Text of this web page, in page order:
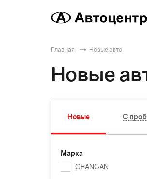
Главная Новые авто
Новые
Новые С
Марка
CHANGAN